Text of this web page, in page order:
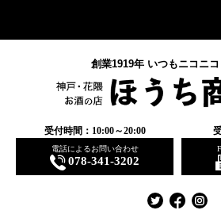
創業1919年 いつもニコニ
受付時間：10:00～20:00
電話によるお問い合わせ
078-341-3202